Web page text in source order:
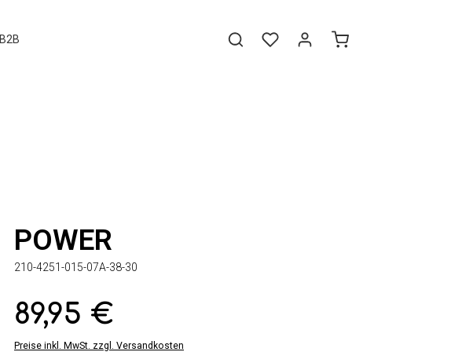
B2B
POWER
210-4251-015-07A-38-30
Regulärer Preis:
89,95 €
Preise inkl. MwSt. zzgl. Versandkosten